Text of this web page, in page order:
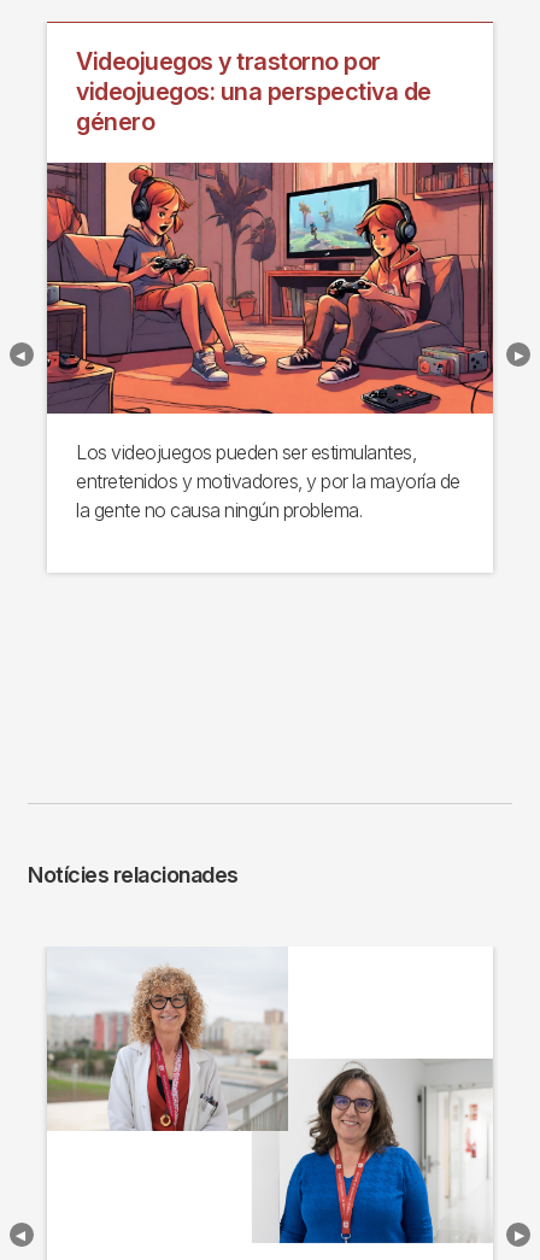
Videojuegos y trastorno por
videojuegos: una perspectiva de
género
Los videojuegos pueden ser estimulantes,
entretenidos y motivadores, y por la mayoría de
la gente no causa ningún problema.
Notícies relacionades